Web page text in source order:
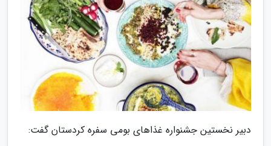
دبیر نخستین جشنواره غذاهای بومی سفره کردستان گفت: